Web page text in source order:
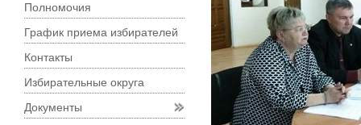
Полномочия
График приема избирателей
Контакты
Избирательные округа
Документы